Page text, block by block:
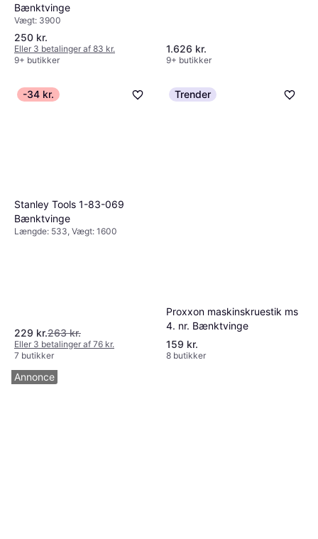
Bænktvinge
Vægt: 3900
250 kr.
Eller 3 betalinger af 83 kr.
9+ butikker
1.626 kr.
9+ butikker
-34 kr.
Stanley Tools 1-83-069
Bænktvinge
Længde: 533, Vægt: 1600
229 kr.263 kr.
Eller 3 betalinger af 76 kr.
7 butikker
Trender
Proxxon maskinskruestik ms
4. nr. Bænktvinge
159 kr.
8 butikker
Annonce